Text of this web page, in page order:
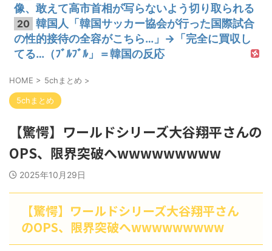
像、敢えて高市首相が写らないよう切り取られる
20 韓国人「韓国サッカー協会が行った国際試合
の性的接待の全容がこちら…」→「完全に買収し
てる…（ﾌﾞﾙﾌﾞﾙ」＝韓国の反応
HOME > 5chまとめ >
5chまとめ
【驚愕】ワールドシリーズ大谷翔平さんの
OPS、限界突破へwwwwwwwww
2025年10月29日
【驚愕】ワールドシリーズ大谷翔平さん
のOPS、限界突破へwwwwwwwww